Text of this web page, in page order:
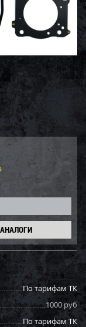
По тарифам ТК
1000 руб
По тарифам ТК